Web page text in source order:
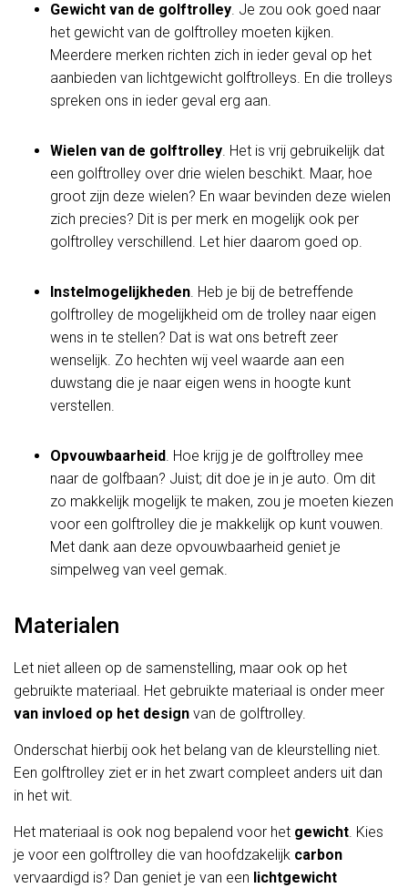
Gewicht van de golftrolley. Je zou ook goed naar
het gewicht van de golftrolley moeten kijken.
Meerdere merken richten zich in ieder geval op het
aanbieden van lichtgewicht golftrolleys. En die trolleys
spreken ons in ieder geval erg aan.
Wielen van de golftrolley. Het is vrij gebruikelijk dat
een golftrolley over drie wielen beschikt. Maar, hoe
groot zijn deze wielen? En waar bevinden deze wielen
zich precies? Dit is per merk en mogelijk ook per
golftrolley verschillend. Let hier daarom goed op.
Instelmogelijkheden. Heb je bij de betreffende
golftrolley de mogelijkheid om de trolley naar eigen
wens in te stellen? Dat is wat ons betreft zeer
wenselijk. Zo hechten wij veel waarde aan een
duwstang die je naar eigen wens in hoogte kunt
verstellen.
Opvouwbaarheid. Hoe krijg je de golftrolley mee
naar de golfbaan? Juist; dit doe je in je auto. Om dit
zo makkelijk mogelijk te maken, zou je moeten kiezen
voor een golftrolley die je makkelijk op kunt vouwen.
Met dank aan deze opvouwbaarheid geniet je
simpelweg van veel gemak.
Materialen
Let niet alleen op de samenstelling, maar ook op het
gebruikte materiaal. Het gebruikte materiaal is onder meer
van invloed op het design van de golftrolley.
Onderschat hierbij ook het belang van de kleurstelling niet.
Een golftrolley ziet er in het zwart compleet anders uit dan
in het wit.
Het materiaal is ook nog bepalend voor het gewicht. Kies
je voor een golftrolley die van hoofdzakelijk carbon
vervaardigd is? Dan geniet je van een lichtgewicht